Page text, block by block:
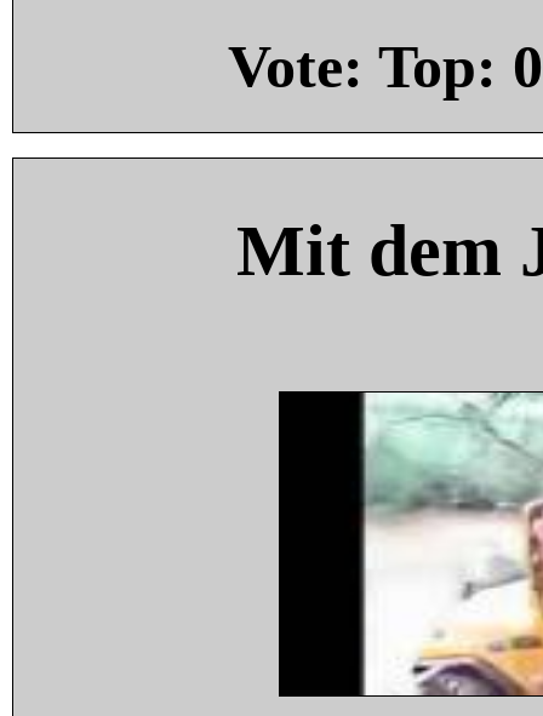
Vote: Top: 0
Mit dem